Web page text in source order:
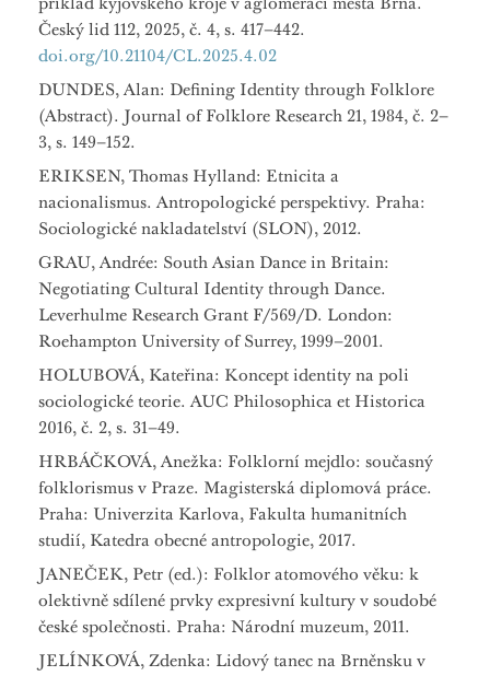
Český lid 112, 2025, č. 4, s. 417–442.
doi.org/10.21104/CL.2025.4.02
DUNDES, Alan: Defining Identity through Folklore
(Abstract). Journal of Folklore Research 21, 1984, č. 2–
3, s. 149–152.
ERIKSEN, Thomas Hylland: Etnicita a
nacionalismus. Antropologické perspektivy. Praha:
Sociologické nakladatelství (SLON), 2012.
GRAU, Andrée: South Asian Dance in Britain:
Negotiating Cultural Identity through Dance.
Leverhulme Research Grant F/569/D. London:
Roehampton University of Surrey, 1999–2001.
HOLUBOVÁ, Kateřina: Koncept identity na poli
sociologické teorie. AUC Philosophica et Historica
2016, č. 2, s. 31–49.
HRBÁČKOVÁ, Anežka: Folklorní mejdlo: současný
folklorismus v Praze. Magisterská diplomová práce.
Praha: Univerzita Karlova, Fakulta humanitních
studií, Katedra obecné antropologie, 2017.
JANEČEK, Petr (ed.): Folklor atomového věku: k
olektivně sdílené prvky expresivní kultury v soudobé
české společnosti. Praha: Národní muzeum, 2011.
JELÍNKOVÁ, Zdenka: Lidový tanec na Brněnsku v